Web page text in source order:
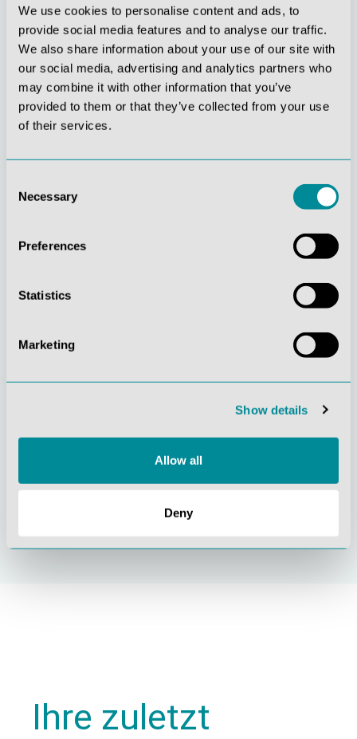
We use cookies to personalise content and ads, to
provide social media features and to analyse our traffic.
We also share information about your use of our site with
our social media, advertising and analytics partners who
may combine it with other information that you’ve
provided to them or that they’ve collected from your use
of their services.
Selection
Necessary
Preferences
Statistics
Marketing
Show details
Allow all
Deny
Innovationskraft
Verantwortung
Kundenorientierung
Verständnis für
Nachhaltiges
Zertifizierung ISO
Ihre zuletzt